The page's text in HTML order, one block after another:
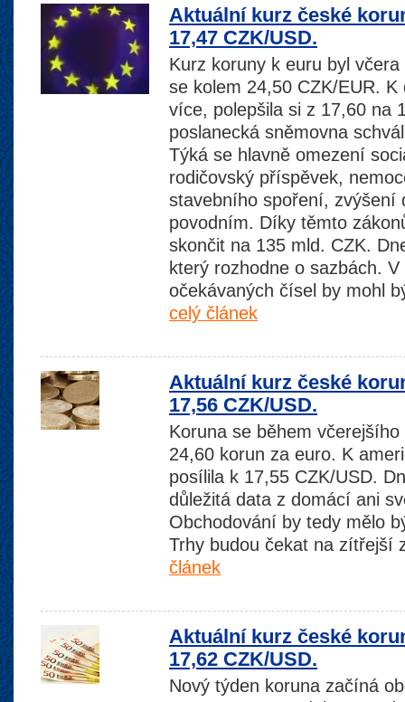
Aktuální kurz české
17,47 CZK/USD.
Kurz koruny k euru byl
se kolem 24,50 CZK/EUR.
více, polepšila si z 17,60 na
poslanecká sněmovna
Týká se hlavně omezení
rodičovský příspěvek,
stavebního spoření, zvýšení
povodním. Díky těmto
skončit na 135 mld. CZK.
který rozhodne o sazbách.
očekávaných čísel by mohl
celý článek
Aktuální kurz české
17,56 CZK/USD.
Koruna se během
24,60 korun za euro. K
posílila k 17,55 CZK/USD.
důležitá data z domácí ani
Obchodování by tedy mělo
Trhy budou čekat na zítřejší
článek
Aktuální kurz české
17,62 CZK/USD.
Nový týden koruna začíná